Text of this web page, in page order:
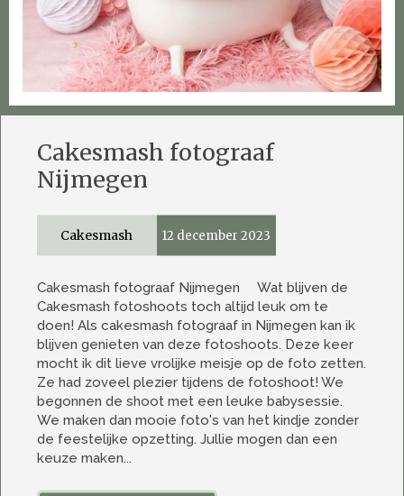
Cakesmash fotograaf
Nijmegen
12 december 2023
Cakesmash
Cakesmash fotograaf Nijmegen Wat blijven de
Cakesmash fotoshoots toch altijd leuk om te
doen! Als cakesmash fotograaf in Nijmegen kan ik
blijven genieten van deze fotoshoots. Deze keer
mocht ik dit lieve vrolijke meisje op de foto zetten.
Ze had zoveel plezier tijdens de fotoshoot! We
begonnen de shoot met een leuke babysessie.
We maken dan mooie foto's van het kindje zonder
de feestelijke opzetting. Jullie mogen dan een
keuze maken...